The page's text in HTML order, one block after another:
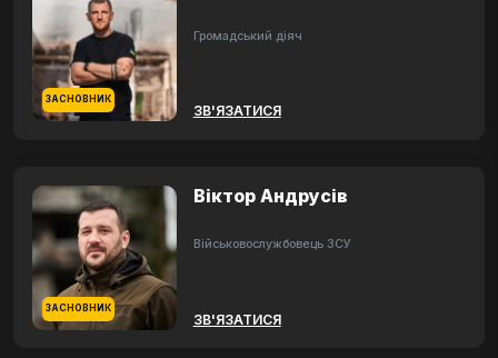
ЗАСНОВНИК
Громадський діяч
ЗВ'ЯЗАТИСЯ
ЗАСНОВНИК
Віктор Андрусів
Військовослужбовець ЗСУ
ЗВ'ЯЗАТИСЯ